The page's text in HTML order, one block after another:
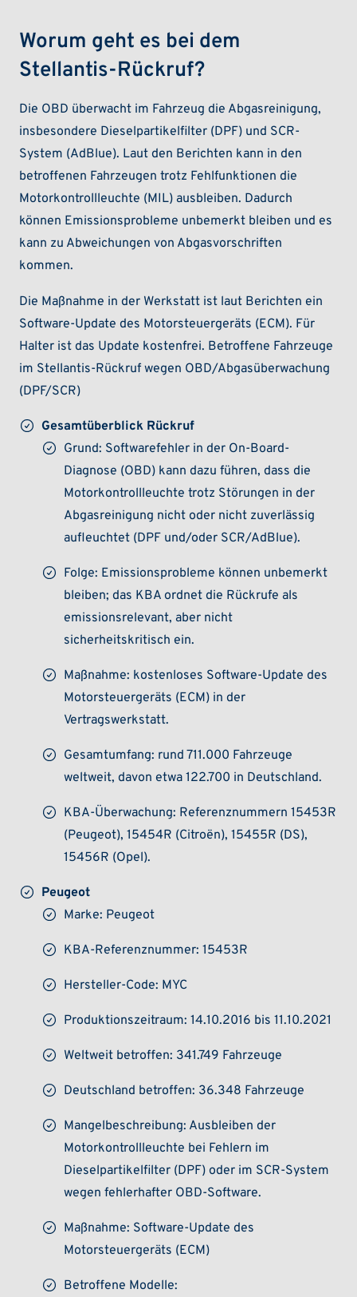
Worum geht es bei dem
Stellantis-Rückruf?
Die OBD überwacht im Fahrzeug die Abgasreinigung,
insbesondere Dieselpartikelfilter (DPF) und SCR-
System (AdBlue). Laut den Berichten kann in den
betroffenen Fahrzeugen trotz Fehlfunktionen die
Motorkontrollleuchte (MIL) ausbleiben. Dadurch
können Emissionsprobleme unbemerkt bleiben und es
kann zu Abweichungen von Abgasvorschriften
kommen.
Die Maßnahme in der Werkstatt ist laut Berichten ein
Software-Update des Motorsteuergeräts (ECM). Für
Halter ist das Update kostenfrei. Betroffene Fahrzeuge
im Stellantis-Rückruf wegen OBD/Abgasüberwachung
(DPF/SCR)
Gesamtüberblick Rückruf
Grund: Softwarefehler in der On-Board-
Diagnose (OBD) kann dazu führen, dass die
Motorkontrollleuchte trotz Störungen in der
Abgasreinigung nicht oder nicht zuverlässig
aufleuchtet (DPF und/oder SCR/AdBlue).
Folge: Emissionsprobleme können unbemerkt
bleiben; das KBA ordnet die Rückrufe als
emissionsrelevant, aber nicht
sicherheitskritisch ein.
Maßnahme: kostenloses Software-Update des
Motorsteuergeräts (ECM) in der
Vertragswerkstatt.
Gesamtumfang: rund 711.000 Fahrzeuge
weltweit, davon etwa 122.700 in Deutschland.
KBA-Überwachung: Referenznummern 15453R
(Peugeot), 15454R (Citroën), 15455R (DS),
15456R (Opel).
Peugeot
Marke: Peugeot
KBA-Referenznummer: 15453R
Hersteller-Code: MYC
Produktionszeitraum: 14.10.2016 bis 11.10.2021
Weltweit betroffen: 341.749 Fahrzeuge
Deutschland betroffen: 36.348 Fahrzeuge
Mangelbeschreibung: Ausbleiben der
Motorkontrollleuchte bei Fehlern im
Dieselpartikelfilter (DPF) oder im SCR-System
wegen fehlerhafter OBD-Software.
Maßnahme: Software-Update des
Motorsteuergeräts (ECM)
Betroffene Modelle: